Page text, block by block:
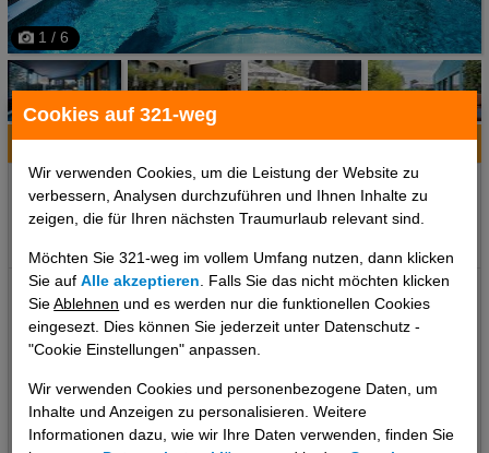
Cookies auf 321-weg
Wir verwenden Cookies, um die Leistung der Website zu
verbessern, Analysen durchzuführen und Ihnen Inhalte zu
zeigen, die für Ihren nächsten Traumurlaub relevant sind.
Möchten Sie 321-weg im vollem Umfang nutzen, dann klicken
Sie aufAlle akzeptieren . Falls Sie das nicht möchten klicken
SieAblehnen und es werden nur die funktionellen Cookies
eingesezt. Dies können Sie jederzeit unter Datenschutz -
"Cookie Einstellungen" anpassen.
Wir verwenden Cookies und personenbezogene Daten, um
Inhalte und Anzeigen zu personalisieren. Weitere
Informationen dazu, wie wir Ihre Daten verwenden, finden Sie
1 / 6
Hotelinfo Bilder Karte
New York City, New York, USA
Klima zum Reisezeitpunkt:
Das erwartet Sie: Dream Downtown, by Hyatt Lage: Ort New York
Manhattan Lage & Umgebung Das Cityhotel ist ideal für Gäste,
die stilvolles Ambiente zu schätzen wissen, und liegt einen kurzen
Entfernungen: Entfernung zum Stadtzentrum ca. 160
mEntfernung zum Bahnhof ca. 200 m Das bietet Ihre Unterkunft:
Das Hotel bietet 314 Zimmer und verfügt über einen Aufzug. Das
..weiterlesen